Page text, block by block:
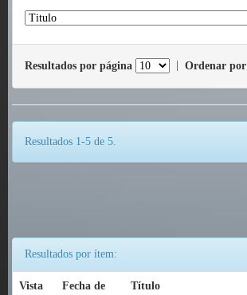
Resultados por página Ordenar por
Resultados 1-5 de 5.
Resultados por ítem:
Vista
Fecha de
Título